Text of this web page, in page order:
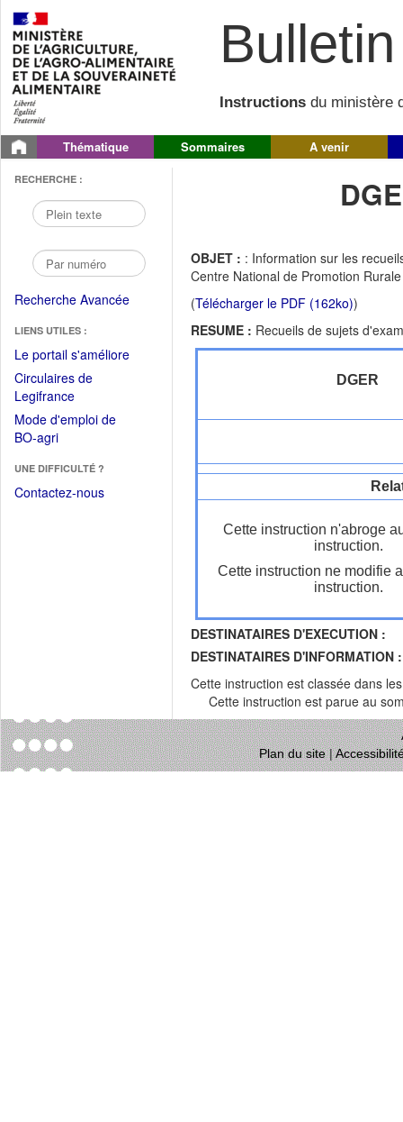
Instructions du ministère
Thématique Sommaires A venir
RECHERCHE :
Recherche Avancée
LIENS UTILES :
Le portail s'améliore(Fichier
Circulaires de
Legifrance(Ouvrir
dans
une
fenêtre)
Mode d'emploi de
BO-agri(Ouvrir
une
nouvelle
UNE DIFFICULTÉ ?
Contactez-nous
OBJET : : Information sur les
Centre National de Promotion
(Télécharger le PDF (162ko))
RESUME : Recueils de sujets
DGER
Cette instruction n'abroge
instruction.
Cette instruction ne modifie
instruction.
DESTINATAIRES D'EXECUTION :
DESTINATAIRES D'INFORMATION :
Cette instruction est classée dans
Cette instruction est parue au
Plan du site|